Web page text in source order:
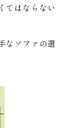
てはならない
なソファの選